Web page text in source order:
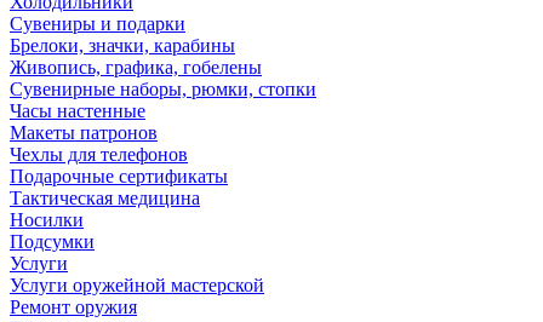
Сувениры и подарки
Брелоки, значки, карабины
Живопись, графика, гобелены
Сувенирные наборы, рюмки, стопки
Часы настенные
Макеты патронов
Чехлы для телефонов
Подарочные сертификаты
Тактическая медицина
Носилки
Подсумки
Услуги
Услуги оружейной мастерской
Ремонт оружия